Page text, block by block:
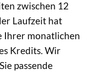
zwischen 12
Laufzeit hat
Ihrer monatlichen
Kredits. Wir
passende